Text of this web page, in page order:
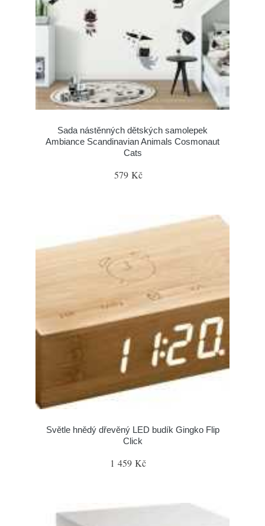
Sada nástěnných dětských samolepek
Ambiance Scandinavian Animals Cosmonaut
Cats
579 Kč
Světle hnědý dřevěný LED budík Gingko Flip
Click
1 459 Kč